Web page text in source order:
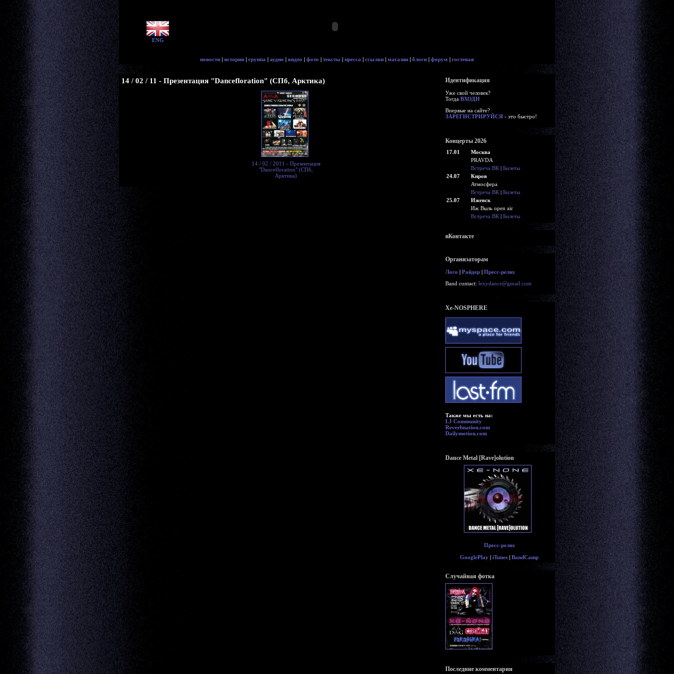
ENG
новости | история | группа | аудио | видео | фото | тексты | пресса | ссылки | магазин | блоги | форум | гостевая
14 / 02 / 11 - Презентация "Dancefloration" (СПб, Арктика)
14 / 02 / 2011 - Презентация
"Dancefloration" (СПб,
Арктика)
Идентификация
Уже свой человек?
Тогда ВХОДИ
Впервые на сайте?
ЗАРЕГИСТРИРУЙСЯ - это быстро!
Концерты 2026
17.01
Москва
PRAVDA
Встреча ВК | Билеты
24.07
Киров
Атмосфера
Встреча ВК | Билеты
25.07
Ижевск
Иж Выль open air
Встреча ВК | Билеты
вКонтакте
Организаторам
Лого | Райдер | Пресс-релиз
Band contact: lexydance@gmail.com
Xe-NOSPHERE
Также мы есть на:
LJ Community
Reverbnation.com
Dailymotion.com
Dance Metal [Rave]olution
Пресс-релиз
GooglePlay| iTunes| BandCamp
Случайная фотка
Последние комментарии